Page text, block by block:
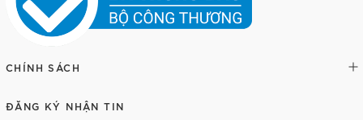
CHÍNH SÁCH
ĐĂNG KÝ NHẬN TIN